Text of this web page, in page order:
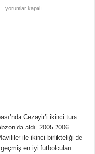
yorumlar kapalı
Cezayir’i ikinci tura
aldı. 2005-2006
ile ikinci birlikteliği de
en iyi futbolcuları